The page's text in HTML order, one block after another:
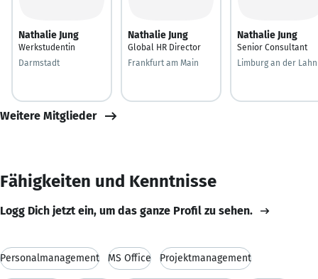
Nathalie Jung
Werkstudentin
Darmstadt
Nathalie Jung
Global HR Director
Frankfurt am Main
Nathalie Jung
Senior Consultant
Limburg an der Lahn
Weitere Mitglieder
Fähigkeiten und Kenntnisse
Logg Dich jetzt ein, um das ganze Profil zu sehen.
Personalmanagement MS Office Projektmanagement